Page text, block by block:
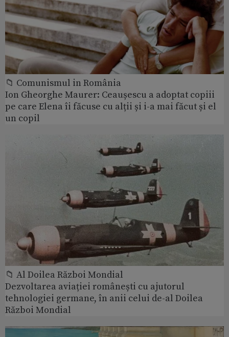
📁 Comunismul in România
Ion Gheorghe Maurer: Ceaușescu a adoptat copiii
pe care Elena îi făcuse cu alții și i-a mai făcut și el
un copil
📁 Al Doilea Război Mondial
Dezvoltarea aviației românești cu ajutorul
tehnologiei germane, în anii celui de-al Doilea
Război Mondial